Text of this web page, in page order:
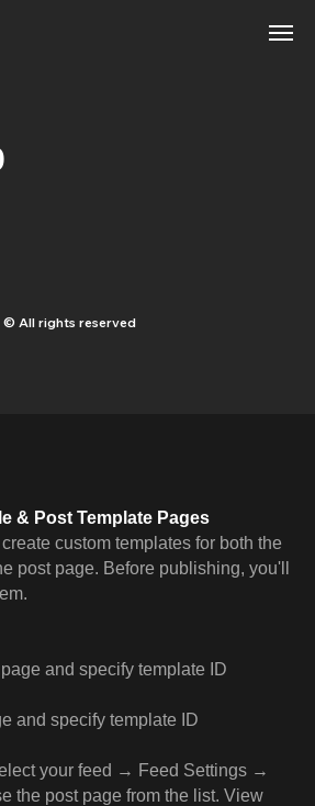
© All rights reserved
& Post Template Pages
custom templates for both the
post page. Before publishing, you'll
and specify template ID
and specify template ID
your feed → Feed Settings →
the post page from the list. View